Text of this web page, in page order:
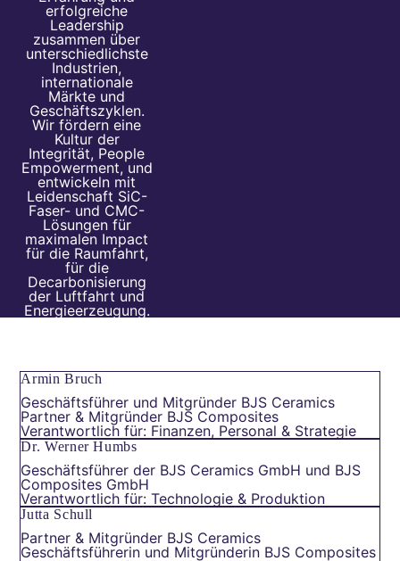
999 508 00
info@bjsceramics.com
erfolgreiche
Leadership
zusammen über
unterschiedlichste
Industrien,
internationale
Märkte und
Geschäftszyklen.
Wir fördern eine
Kultur der
Integrität, People
Empowerment, und
entwickeln mit
Leidenschaft SiC-
Faser- und CMC-
Lösungen für
maximalen Impact
für die Raumfahrt,
für die
Decarbonisierung
der Luftfahrt und
Energieerzeugung.
Armin Bruch
Geschäftsführer und Mitgründer BJS Ceramics
Partner & Mitgründer BJS Composites
Verantwortlich für: Finanzen, Personal & Strategie
Dr. Werner Humbs
Geschäftsführer der BJS Ceramics GmbH und BJS
Composites GmbH
Verantwortlich für: Technologie & Produktion
Jutta Schull
Partner & Mitgründer BJS Ceramics
Geschäftsführerin und Mitgründerin BJS Composites